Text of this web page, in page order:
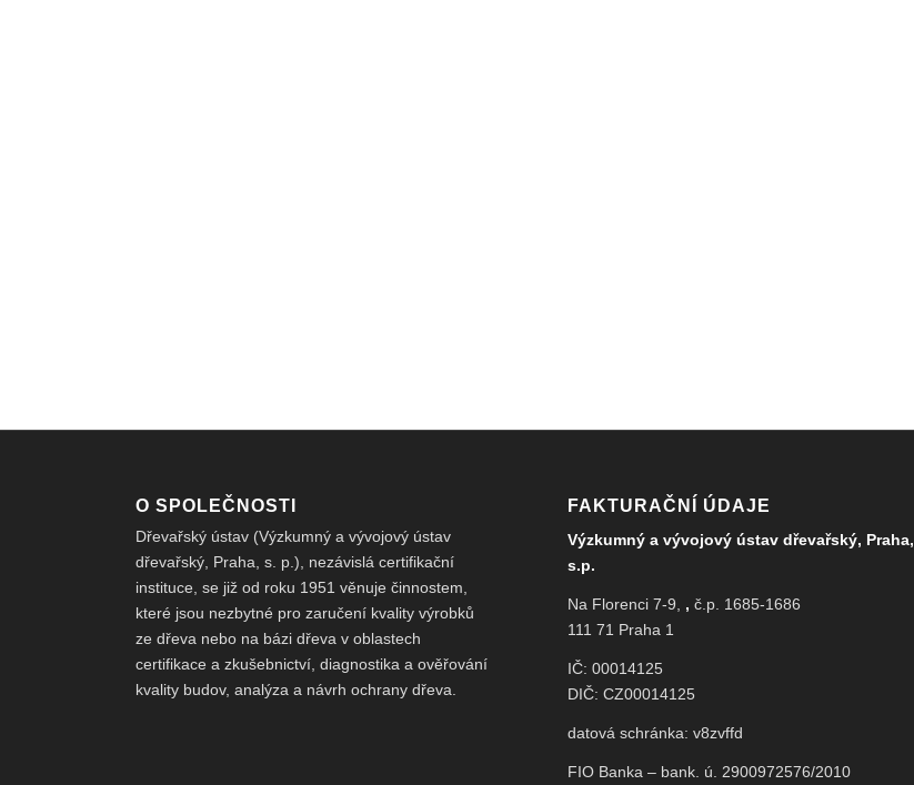
O SPOLEČNOSTI
Dřevařský ústav (Výzkumný a vývojový ústav
dřevařský, Praha, s. p.), nezávislá certifikační
instituce, se již od roku 1951 věnuje činnostem,
které jsou nezbytné pro zaručení kvality výrobků
ze dřeva nebo na bázi dřeva v oblastech
certifikace a zkušebnictví, diagnostika a ověřování
kvality budov, analýza a návrh ochrany dřeva.
FAKTURAČNÍ ÚDAJE
Výzkumný a vývojový ústav dřevařský, Praha,
s.p.
Na Florenci 7-9, , č.p. 1685-1686
111 71 Praha 1
IČ: 00014125
DIČ: CZ00014125
datová schránka: v8zvffd
FIO Banka – bank. ú. 2900972576/2010